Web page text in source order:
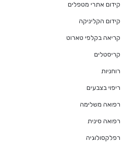
קידום אתרי מטפלים
קידום הקליניקה
קריאה בקלפי טארוט
קריסטלים
רוחניות
ריפוי בצבעים
רפואה משלימה
רפואה סינית
רפלקסולוגיה